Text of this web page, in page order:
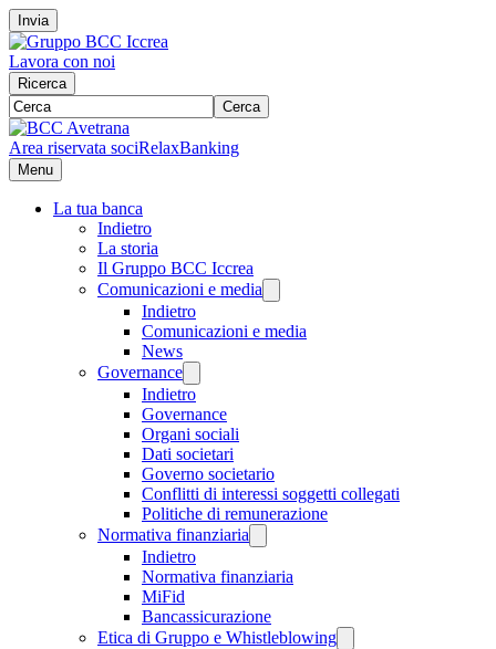
Invia
Lavora con noi
Ricerca
Cerca
Area riservata sociRelaxBanking
Menu
La tua banca
Indietro
La storia
Il Gruppo BCC Iccrea
Comunicazioni e media
Indietro
Comunicazioni e media
News
Governance
Indietro
Governance
Organi sociali
Dati societari
Governo societario
Conflitti di interessi soggetti collegati
Politiche di remunerazione
Normativa finanziaria
Indietro
Normativa finanziaria
MiFid
Bancassicurazione
Etica di Gruppo e Whistleblowing